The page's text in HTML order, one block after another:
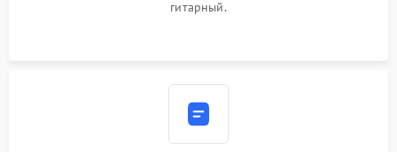
гитарный.